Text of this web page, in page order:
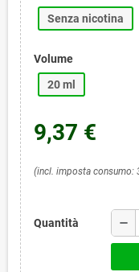
Senza nicotina
Volume
20 ml
9,37 €
(incl. imposta consumo:
Quantità remove